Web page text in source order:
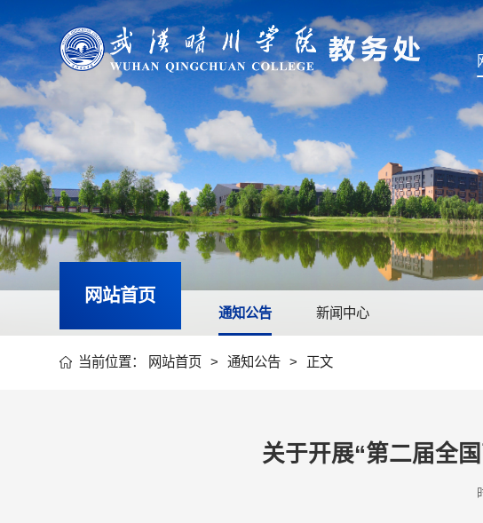
网站首页
通知公告 新闻中心
当前位置： 网站首页 > 通知公告 > 正文
关于开展“第二届全